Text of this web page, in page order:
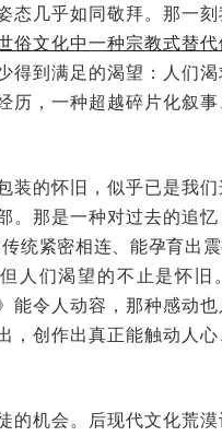
态几乎如同敬拜。那一刻
俗文化中一种宗教式替
得到满足的渴望：人们
历，一种超越碎片化叙
装的怀旧，似乎已是我
。那是一种对过去的追
统紧密相连、能孕育出
人们渴望的不止是怀旧
能令人动容，那种感动也
，创作出真正能触动人
的机会。后现代文化荒